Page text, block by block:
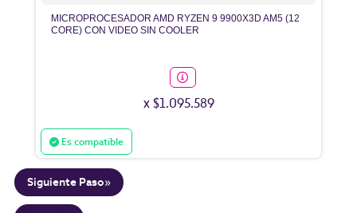
MICROPROCESADOR AMD RYZEN 9 9900X3D AM5 (12
CORE) CON VIDEO SIN COOLER
x $1.095.589
Es compatible